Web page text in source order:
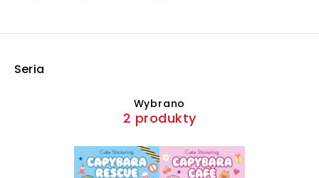
Seria
Wybrano
2 produkty